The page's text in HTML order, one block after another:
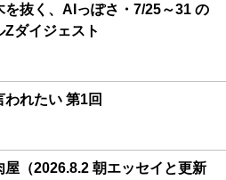
を抜く、AIっぽさ・7/25～31 の
ダイジェスト
れたい 第1回
屋（2026.8.2 朝エッセイと更新